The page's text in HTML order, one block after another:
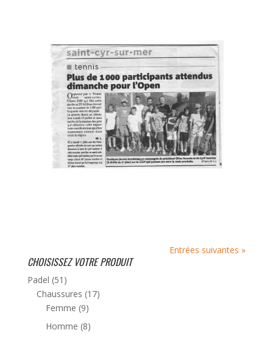
Entrées suivantes »
CHOISISSEZ VOTRE PRODUIT
Padel (51)
Chaussures (17)
Femme (9)
Homme (8)